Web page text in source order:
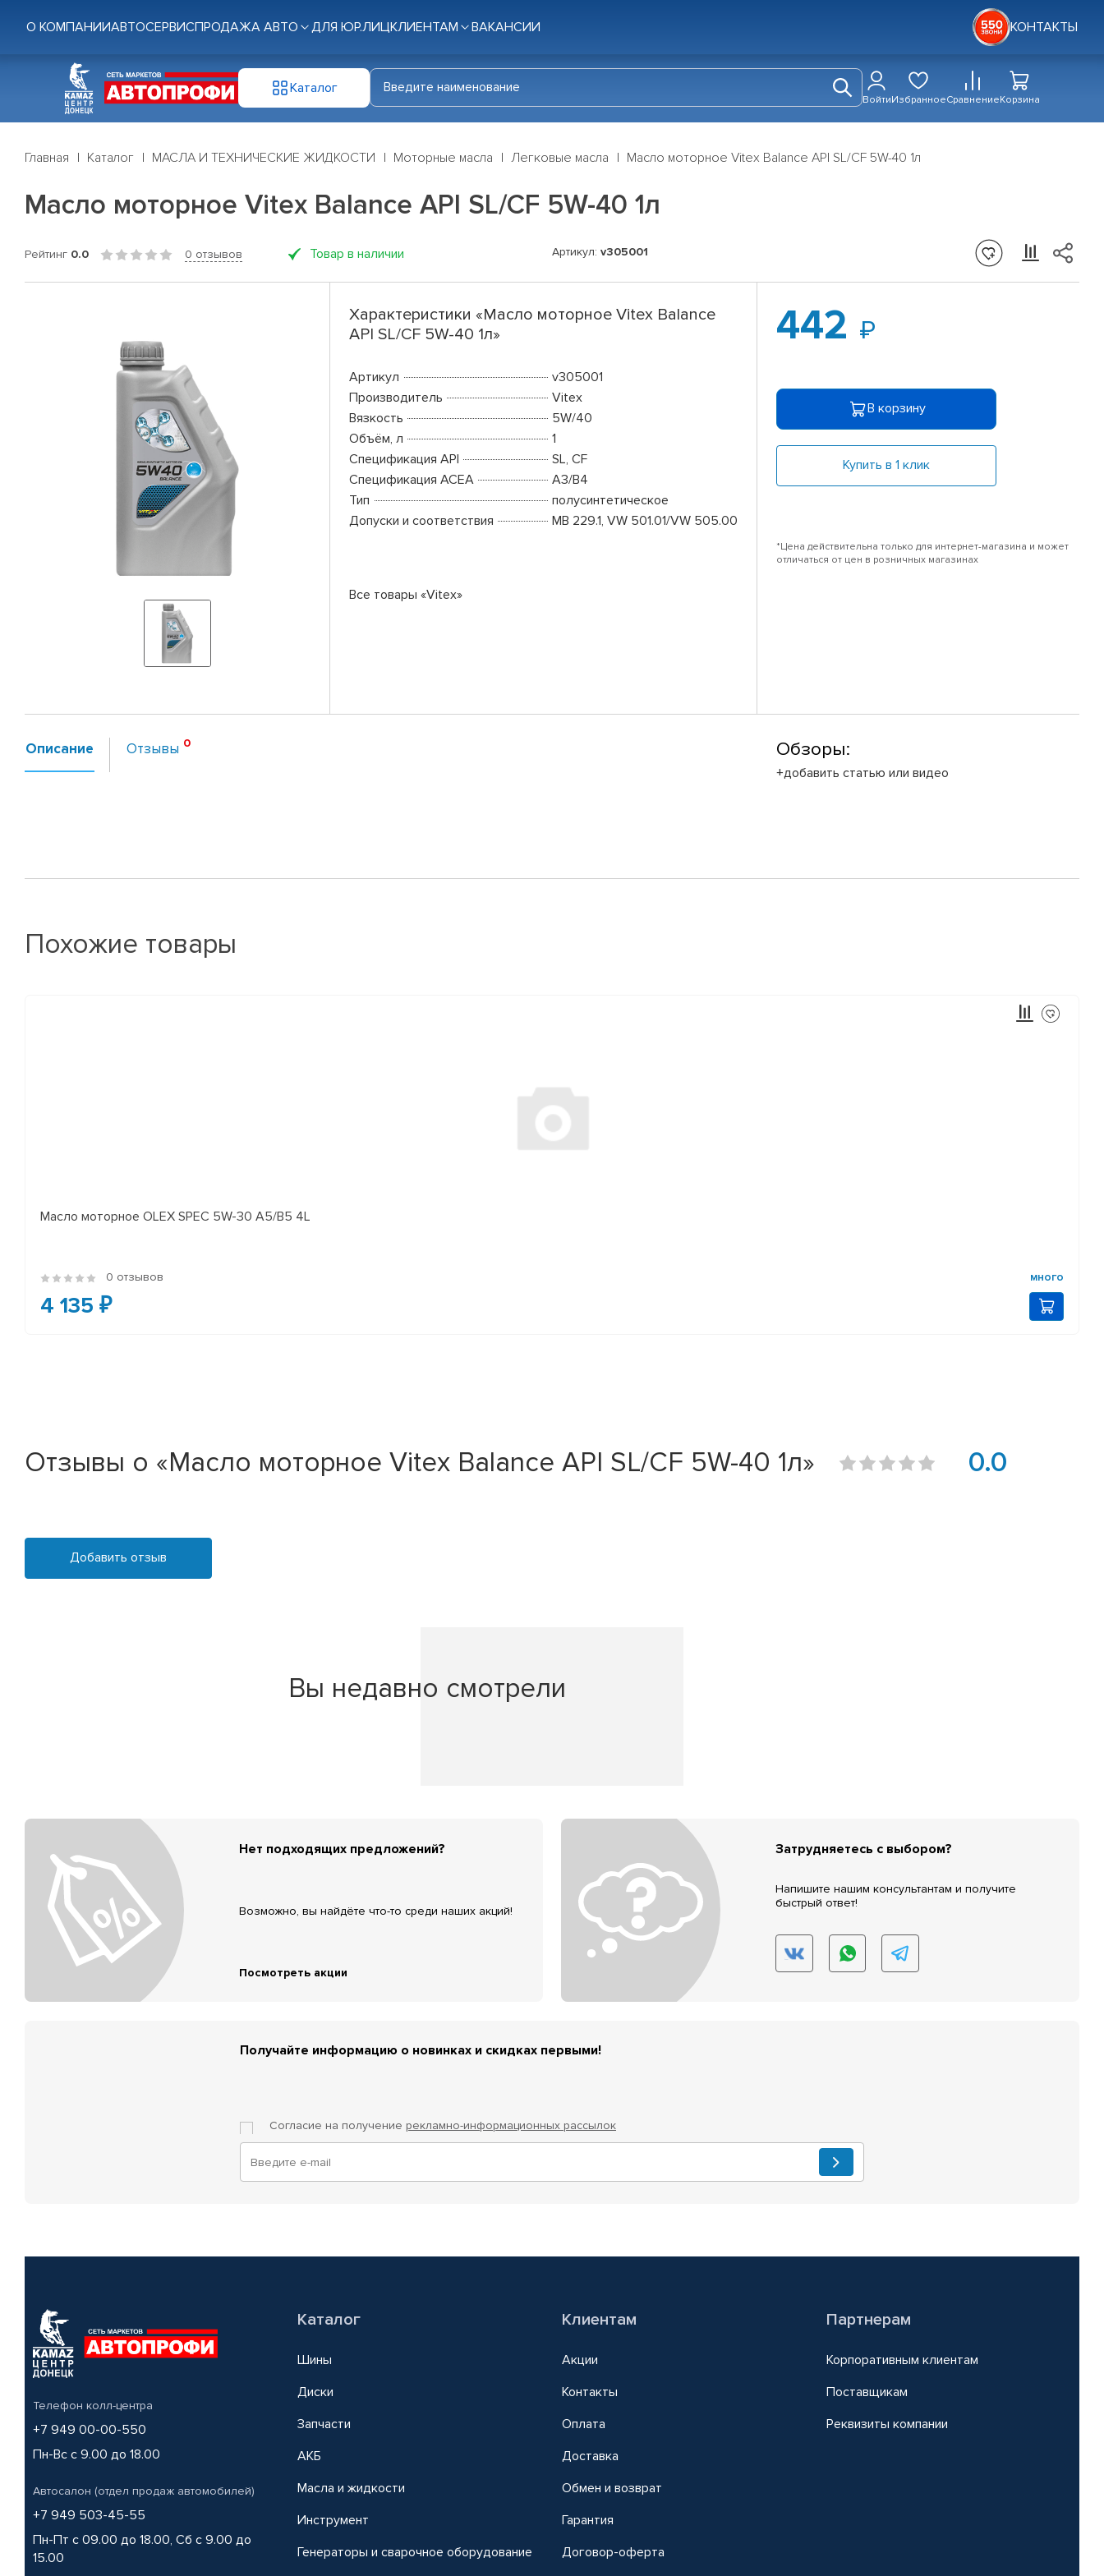
О КОМПАНИИАВТОСЕРВИСПРОДАЖА АВТО ДЛЯ ЮР.ЛИЦКЛИЕНТАМ ВАКАНСИИ КОНТАКТЫ
Каталог
ВойтиИзбранноеСравнениеКорзина
Главная Каталог МАСЛА И ТЕХНИЧЕСКИЕ ЖИДКОСТИ Моторные масла Легковые масла Масло моторное Vitex Balance API SL/CF 5W-40 1л
Масло моторное Vitex Balance API SL/CF 5W-40 1л
Рейтинг 0.0 0 отзывов Товар в наличии Артикул: v305001
Характеристики «Масло моторное Vitex Balance
API SL/CF 5W-40 1л»
Артикул
v305001
Производитель
Vitex
Вязкость
5W/40
Объём, л
1
Спецификация API
SL, CF
Спецификация ACEA
A3/B4
Тип
полусинтетическое
Допуски и соответствия
MB 229.1, VW 501.01/VW 505.00
Все товары «Vitex»
442
В корзину
Купить в 1 клик
*Цена действительна только для интернет-магазина и может
отличаться от цен в розничных магазинах
Описание Отзывы Обзоры:
+добавить статью или видео
Похожие товары
Масло моторное OLEX SPEC 5W-30 A5/B5 4L
0 отзывов много
4 135 ₽
Отзывы о «Масло моторное Vitex Balance API SL/CF 5W-40 1л» 0.0
Добавить отзыв
Вы недавно смотрели
Нет подходящих предложений?
Возможно, вы найдёте что-то среди наших акций!
Посмотреть акции
Затрудняетесь с выбором?
Напишите нашим консультантам и получите
быстрый ответ!
Получайте информацию о новинках и скидках первыми!
Согласие на получение рекламно-информационных рассылок
Телефон колл-центра
+7 949 00-00-550
Пн-Вс с 9.00 до 18.00
Автосалон (отдел продаж автомобилей)
+7 949 503-45-55
Пн-Пт с 09.00 до 18.00, Сб с 9.00 до
15.00
Каталог
Шины
Диски
Запчасти
АКБ
Масла и жидкости
Инструмент
Генераторы и сварочное оборудование
Клиентам
Акции
Контакты
Оплата
Доставка
Обмен и возврат
Гарантия
Договор-оферта
Партнерам
Корпоративным клиентам
Поставщикам
Реквизиты компании